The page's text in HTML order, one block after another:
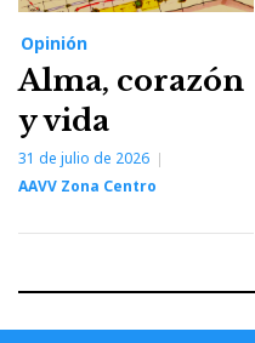
Opinión
Alma, corazón
y vida
31 de julio de 2026
AAVV Zona Centro